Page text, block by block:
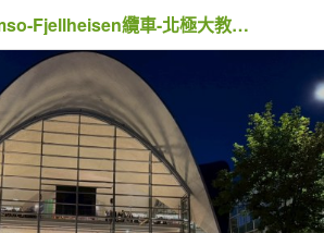
Norway-Tromso-Fjellheisen纜車-北極大教堂-徒步區散步-世界最北麥當勞